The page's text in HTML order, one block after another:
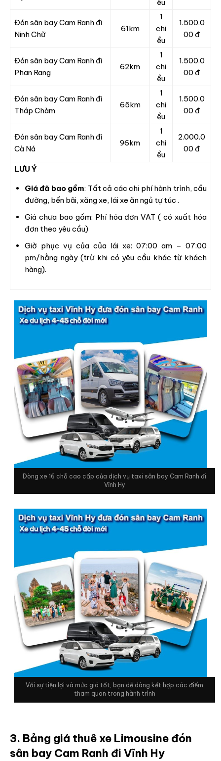
ều
Đón sân bay Cam Ranh đi
Ninh Chữ
61km
1
chi
ều
1.500.0
00 đ
Đón sân bay Cam Ranh đi
Phan Rang
62km
1
chi
ều
1.500.0
00 đ
Đón sân bay Cam Ranh đi
Tháp Chàm
65km
1
chi
ều
1.500.0
00 đ
Đón sân bay Cam Ranh đi
Cà Ná
96km
1
chi
ều
2.000.0
00 đ
LƯU Ý
Giá đã bao gồm: Tất cả các chi phí hành trình, cầu
đường, bến bãi, xăng xe, lái xe ăn ngủ tự túc .
Giá chưa bao gồm: Phí hóa đơn VAT ( có xuất hóa
đơn theo yêu cầu)
Giờ phục vụ của của lái xe: 07:00 am – 07:00
pm/hằng ngày (trừ khi có yêu cầu khác từ khách
hàng).
Dòng xe 16 chỗ cao cấp của dịch vụ taxi sân bay Cam Ranh đi
Vĩnh Hy
Với sự tiện lợi và mức giá tốt, bạn dễ dàng kết hợp các điểm
tham quan trong hành trình
3. Bảng giá thuê xe Limousine đón
sân bay Cam Ranh đi Vĩnh Hy